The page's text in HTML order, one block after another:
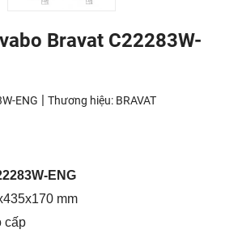
Bravat C22283W-
ENG | Thương hiệu: BRAVAT
ENG
mm
cấp